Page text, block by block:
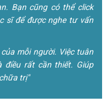
Bạn cũng có thể click
sĩ để được nghe tư vấn
mỗi người. Việc tuân
điều rất cần thiết. Giúp
trị"